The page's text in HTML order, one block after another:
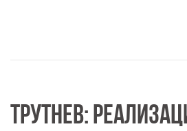
ТРУТНЕВ: